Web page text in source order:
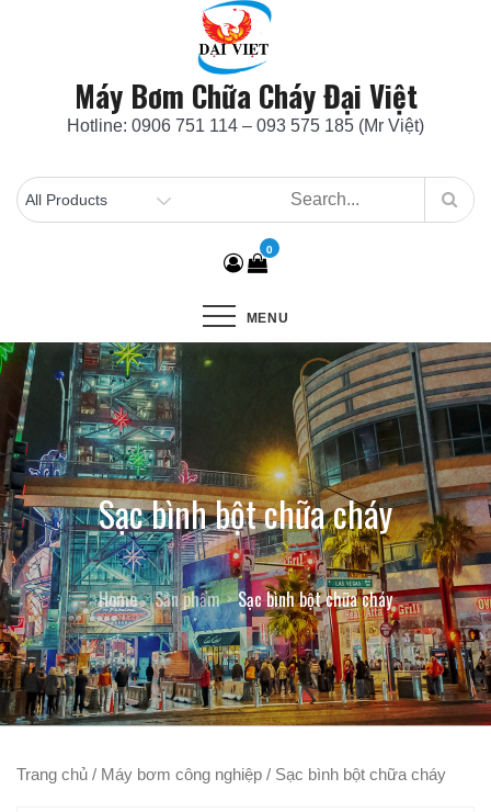
Máy Bơm Chữa Cháy Đại Việt
Hotline: 0906 751 114 – 093 575 185 (Mr Việt)
0
MENU
Sạc bình bột chữa cháy
Home Sản phẩm Sạc bình bột chữa cháy
Trang chủ / Máy bơm công nghiệp / Sạc bình bột chữa cháy